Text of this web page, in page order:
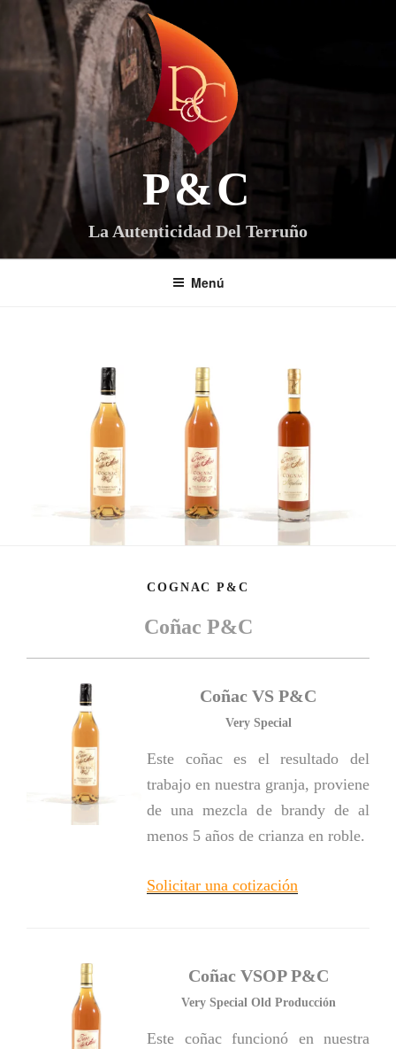
contenido
P&C
La Autenticidad Del Terruño
Menú
COGNAC P&C
Coñac P&C
Coñac VS P&C
Very Special
Este coñac es el resultado del
trabajo en nuestra granja, proviene
de una mezcla de brandy de al
menos 5 años de crianza en roble.
Solicitar una cotización
Coñac VSOP P&C
Very Special Old Producción
Este coñac funcionó en nuestra